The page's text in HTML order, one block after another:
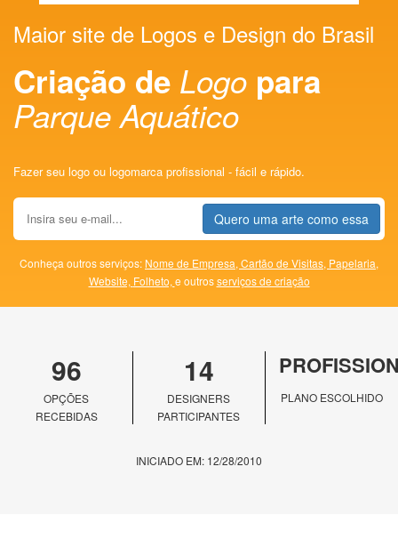
Maior site de Logos e Design do Brasil
Criação de Logo para
Parque Aquático
Fazer seu logo ou logomarca profissional - fácil e rápido.
Quero uma arte como essa
Conheça outros serviços: Nome de Empresa, Cartão de Visitas, Papelaria,
Website, Folheto, e outrosserviços de criação
96
OPÇÕES
RECEBIDAS
14
DESIGNERS
PARTICIPANTES
PLANO ESCOLHIDO
INICIADO EM: 12/28/2010